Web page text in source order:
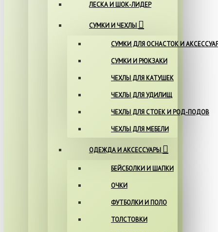
ЛЕСКА И ШОК-ЛИДЕР
СУМКИ И ЧЕХЛЫ
СУМКИ ДЛЯ ОСНАСТОК И
СУМКИ И РЮКЗАКИ
ЧЕХЛЫ ДЛЯ КАТУШЕК
ЧЕХЛЫ ДЛЯ УДИЛИЩ
ЧЕХЛЫ ДЛЯ СТОЕК И РОД-ПОДОВ
ЧЕХЛЫ ДЛЯ МЕБЕЛИ
ОДЕЖДА И АКСЕССУАРЫ
БЕЙСБОЛКИ И ШАПКИ
ОЧКИ
ФУТБОЛКИ И ПОЛО
ТОЛСТОВКИ